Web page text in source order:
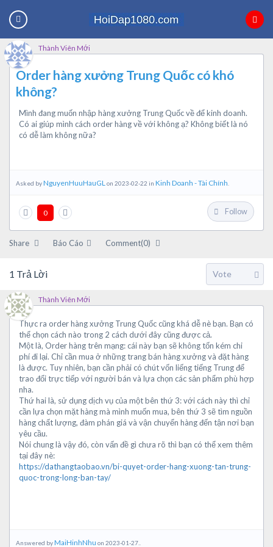
Thành Viên Mới
Order hàng xưởng Trung Quốc có khó
không?
Mình đang muốn nhập hàng xưởng Trung Quốc về để kinh doanh.
Có ai giúp mình cách order hàng về với không ạ? Không biết là nó
có dễ làm không nữa?
Asked byNguyenHuuHauGLon 2023-02-22 in Kinh Doanh - Tài Chính
0 Follow
Share Báo Cáo Comment(0)
1 Trả Lời
Thành Viên Mới
Thực ra order hàng xưởng Trung Quốc cũng khá dễ nè bạn. Bạn có
thể chọn cách nào trong 2 cách dưới đây cũng được cả.
Một là, Order hàng trên mạng: cái này bạn sẽ không tốn kém chi
phí đi lại. Chỉ cần mua ở những trang bán hàng xưởng và đặt hàng
là được. Tuy nhiên, bạn cần phải có chút vốn liếng tiếng Trung để
trao đổi trực tiếp với người bán và lựa chọn các sản phẩm phù hợp
nha.
Thứ hai là, sử dụng dịch vụ của một bên thứ 3: với cách này thì chỉ
cần lựa chọn mặt hàng mà mình muốn mua, bên thứ 3 sẽ tìm nguồn
hàng chất lượng, đàm phán giá và vận chuyển hàng đến tận nơi bạn
yêu cầu.
Nói chung là vậy đó, còn vấn đề gì chưa rõ thì bạn có thể xem thêm
tại đây nè:
https://dathangtaobao.vn/bi-quyet-order-hang-xuong-tan-trung-
quoc-trong-long-ban-tay/
Answered byMaiHinhNhu on 2023-01-27..